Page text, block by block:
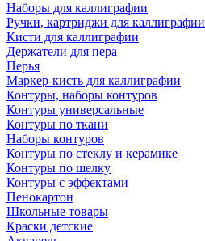
Наборы для каллиграфии
Ручки, картриджи для каллиграфии
Кисти для каллиграфии
Держатели для пера
Перья
Маркер-кисть для каллиграфии
Контуры, наборы контуров
Контуры универсальные
Контуры по ткани
Наборы контуров
Контуры по стеклу и керамике
Контуры по шелку
Контуры с эффектами
Пенокартон
Школьные товары
Краски детские